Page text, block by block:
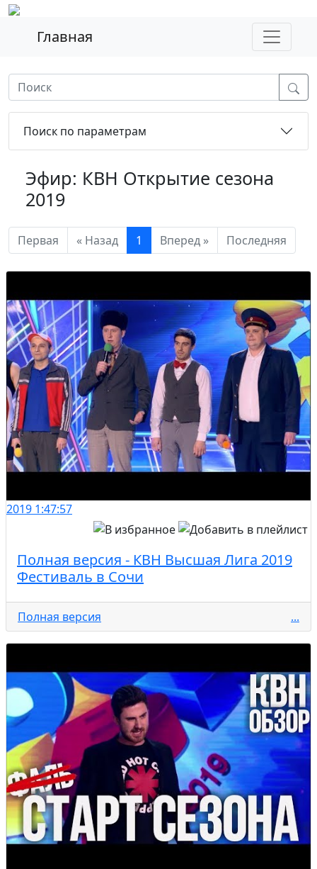
Главная
Поиск по параметрам
Эфир: КВН Открытие сезона
2019
Первая « Назад 1 Вперед » Последняя
2019 1:47:57
Полная версия - КВН Высшая Лига 2019
Фестиваль в Сочи
Полная версия ...